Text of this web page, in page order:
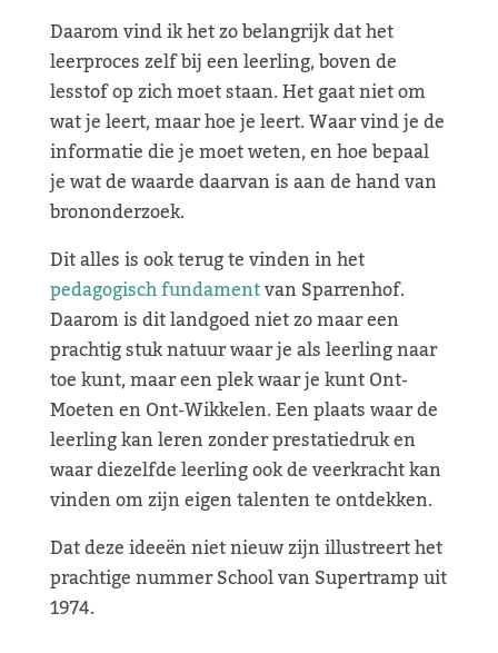
Daarom vind ik het zo belangrijk dat het
leerproces zelf bij een leerling, boven de
lesstof op zich moet staan. Het gaat niet om
wat je leert, maar hoe je leert. Waar vind je de
informatie die je moet weten, en hoe bepaal
je wat de waarde daarvan is aan de hand van
brononderzoek.
Dit alles is ook terug te vinden in het
pedagogisch fundamentvan Sparrenhof.
Daarom is dit landgoed niet zo maar een
prachtig stuk natuur waar je als leerling naar
toe kunt, maar een plek waar je kunt Ont-
Moeten en Ont-Wikkelen. Een plaats waar de
leerling kan leren zonder prestatiedruk en
waar diezelfde leerling ook de veerkracht kan
vinden om zijn eigen talenten te ontdekken.
Dat deze ideeën niet nieuw zijn illustreert het
prachtige nummer School van Supertramp uit
1974.